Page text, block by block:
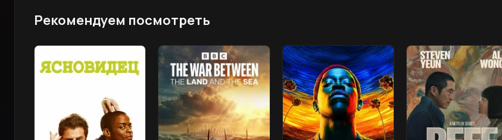
Рекомендуем посмотреть